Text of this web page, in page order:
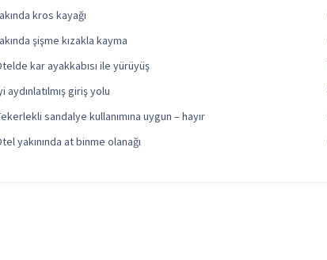
kros kayağı
şişme kızakla kayma
kar ayakkabısı ile yürüyüş
aydınlatılmış giriş yolu
sandalye kullanımına uygun – hayır
yakınında at binme olanağı